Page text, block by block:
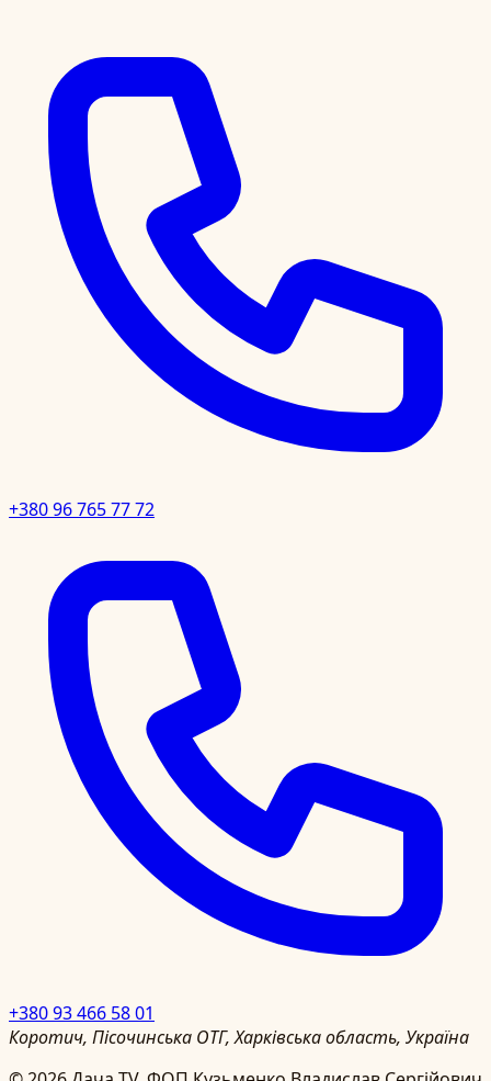
+380 96 765 77 72
+380 93 466 58 01
Коротич, Пісочинська ОТГ, Харківська область, Україна